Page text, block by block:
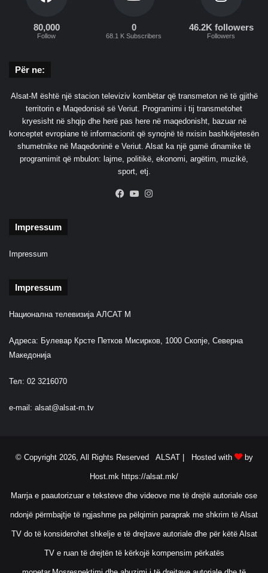
80,000
Follow
0
68.1 K Subscribers
46.2K followers
Followers
Për ne:
Alsat-M është një stacion televiziv kombëtar që transmeton në të gjithë
territorin e Maqedonisë së Veriut. Programimi i tij transmetohet
kryesisht në shqip dhe herë pas here në maqedonisht, bazuar në
konceptet evropiane të informacionit që synojnë të nxisin bashkëjetesën
shumetnike në Maqedoninë e Veriut. Alsat ka një gamë dinamike të
programimit që mbulon: lajme, politikë, ekonomi, argëtim, muzikë,
sport, etj.
Facebook
YouTube
Impressum
Impressum
Impressum
Национална телевизија АЛСАТ М
Адреса: Булевар Крсте Петков Мисирков, 1000 Скопје, Северна
Македонија
Тел: 02 3216070
e-mail: alsat@alsat-m.tv
© Copyright 2026, All Rights Reserved ALSAT | Hosted with by
Host.mk https://alsat.mk/
Marrja e paautorizuar e teksteve dhe videove me të drejtë autoriale ose
ndonjë përmbajtje të ngjashme pa pëlqimin paraprak me shkrim të Alsat
TV do të konsiderohet shkelje e të drejtave autoriale dhe për këtë Alsat
TV e ruan të drejtën të kërkojë kompensim përkatës